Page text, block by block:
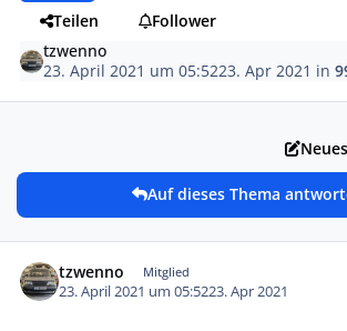
Teilen
Follower
tzwenno
23. April 2021 um 05:5223. Apr 2021 in
Auf dieses Thema
tzwenno Mitglied
23. April 2021 um 05:5223. Apr 2021